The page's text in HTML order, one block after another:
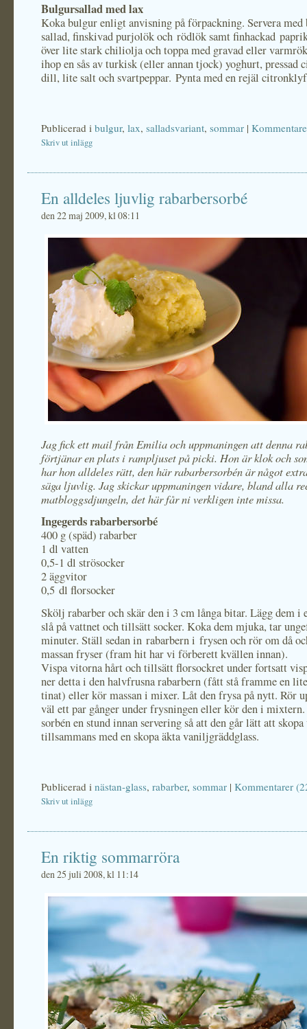
Bulgursallad med lax
Koka bulgur enligt anvisning på förpackning. Servera med
sallad, finskivad purjolök och rödlök samt finhackad
över lite stark chiliolja och toppa med gravad eller
ihop en sås av turkisk (eller annan tjock) yoghurt, pressad
dill, lite salt och svartpeppar. Pynta med en rejäl
Publicerad i bulgur, lax, salladsvariant, sommar |
Skriv ut inlägg
En alldeles ljuvlig rabarbersorbé
den 22 maj 2009, kl 08:11
Jag fick ett mail från Emilia och uppmaningen att denna
förtjänar en plats i rampljuset på picki. Hon är klok och
har hon alldeles rätt, den här rabarbersorbén är något
säga ljuvlig. Jag skickar uppmaningen vidare, bland alla
matbloggsdjungeln, det här får ni verkligen inte missa.
Ingegerds rabarbersorbé
400 g (späd) rabarber
1 dl vatten
0,5-1 dl strösocker
2 äggvitor
0,5 dl florsocker
Skölj rabarber och skär den i 3 cm långa bitar. Lägg dem i
slå på vattnet och tillsätt socker. Koka dem mjuka, tar
minuter. Ställ sedan in rabarbern i frysen och rör om då
massan fryser (fram hit har vi förberett kvällen innan).
Vispa vitorna hårt och tillsätt florsockret under fortsatt
ner detta i den halvfrusna rabarbern (fått stå framme en
tinat) eller kör massan i mixer. Låt den frysa på nytt. Rör
väl ett par gånger under frysningen eller kör den i
sorbén en stund innan servering så att den går lätt att skopa
tillsammans med en skopa äkta vaniljgräddglass.
Publicerad i nästan-glass, rabarber, sommar | Kommentarer
Skriv ut inlägg
En riktig sommarröra
den 25 juli 2008, kl 11:14